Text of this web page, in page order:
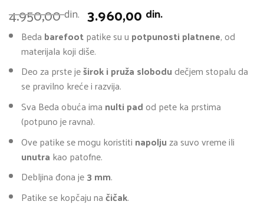
4.950,00din. Оригинална
цена
је
била:
4.950,00 din..
3.960,00 din.Тренутна
цена
је:
Beda barefootpatike su u potpunosti platnene, od
materijala koji diše.
Deo za prste ješirok i pruža slobodu dečjem stopalu da
se pravilno kreće i razvija.
Sva Beda obuća ima nulti pad od pete ka prstima
(potpuno je ravna).
Ove patike se mogu koristiti napoljuza suvo vreme ili
unutra kao patofne.
Debljina đona je3 mm.
Patike se kopčaju načičak.